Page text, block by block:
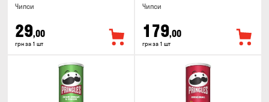
Чипси
29,00
грн за 1 шт
Чипси
179,00
грн за 1 шт